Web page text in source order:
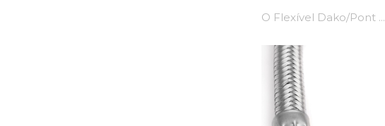
O Flexível Dako/Pont ...